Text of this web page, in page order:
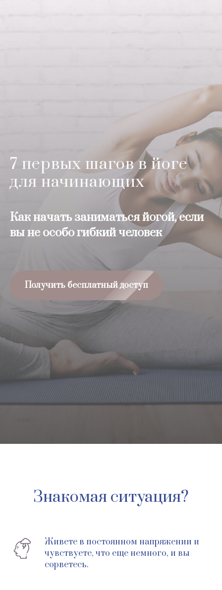
7 первых шагов в йоге
для начинающих
Как начать заниматься йогой, если
вы не особо гибкий человек
Получить бесплатный доступ
Знакомая ситуация?
Живете в постоянном напряжении и
чувствуете, что еще немного, и вы
сорветесь.